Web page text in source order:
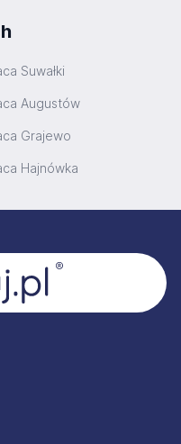
Suwałki
Augustów
Grajewo
Hajnówka